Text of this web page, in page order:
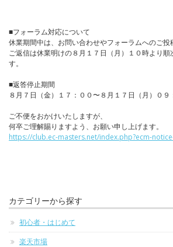
■フォーラム対応について
休業期間中は、お問い合わせやフォーラムへのご投
ご返信は休業明けの８月１７日（月）１０時より順
す。
■返答停止期間
８月７日（金）１７：００〜８月１７日（月）０９
ご不便をおかけいたしますが、
何卒ご理解賜りますよう、お願い申し上げます。
https://club.ec-masters.net/index.php?ecm-
カテゴリーから探す
初心者・はじめて
楽天市場